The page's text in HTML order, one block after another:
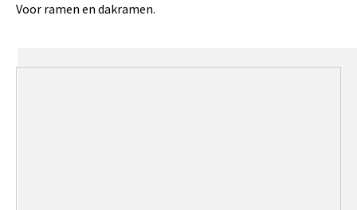
Voor ramen en dakramen.